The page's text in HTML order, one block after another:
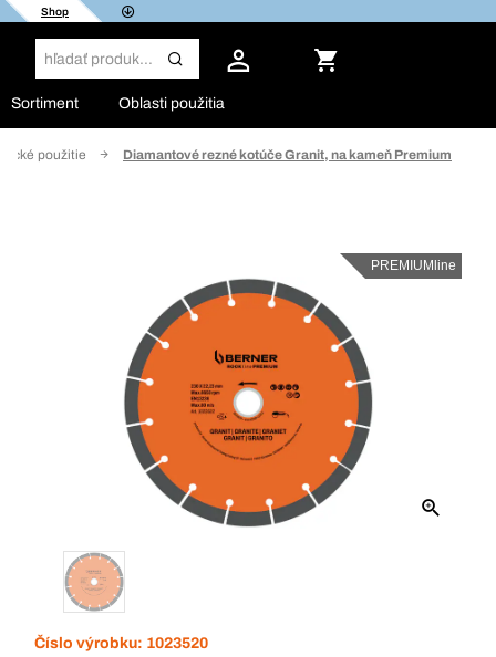
Shop
Sortiment Oblasti použitia
použitie Diamantové rezné kotúče Granit, na kameň Premium
PREMIUMline
Číslo výrobku: 1023520